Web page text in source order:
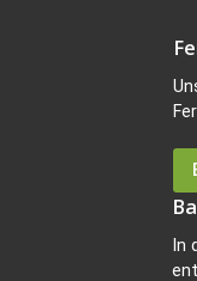
In